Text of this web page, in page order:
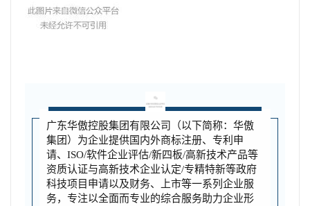
广东华傲控股集团有限公司（以下简称：华傲
集团）为企业提供国内外商标注册、专利申
请、ISO/软件企业评估/新四板/高新技术产品等
资质认证与高新技术企业认定/专精特新等政府
科技项目申请以及财务、上市等一系列企业服
务，专注以全面而专业的综合服务助力企业形